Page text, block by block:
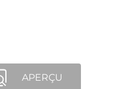
APERÇU